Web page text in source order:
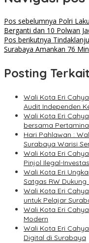
Pos sebelumnya Polri
Berganti dan 10 Polwan
Pos berikutnya
Surabaya Amankan 76
Posting Terkait
Wali Kota Eri
Audit Independen
Wali Kota Eri
bersama
Hari Pahlawan :
Surabaya Warisi
Wali Kota Eri
Pinjol Ilegal-
Wali Kota Eri
Satgas RW
Wali Kota Eri
untuk Pelajar
Wali Kota Eri
Modern
Wali Kota Eri
Digital di Surabaya